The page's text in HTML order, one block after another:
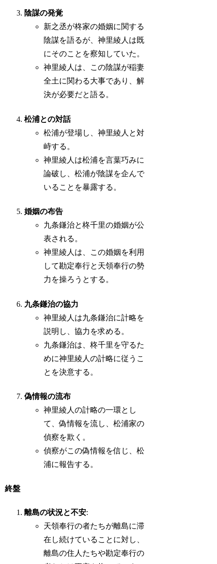
陰謀の発覚
新之丞が柊家の婚姻に関する
陰謀を語るが、神里綾人は既
にそのことを察知していた。
神里綾人は、この陰謀が稲妻
全土に関わる大事であり、解
決が必要だと語る。
松浦との対話
松浦が登場し、神里綾人と対
峙する。
神里綾人は松浦を言葉巧みに
論破し、松浦が陰謀を企んで
いることを暴露する。
婚姻の布告
九条鎌治と柊千里の婚姻が公
表される。
神里綾人は、この婚姻を利用
して勘定奉行と天領奉行の勢
力を操ろうとする。
九条鎌治の協力
神里綾人は九条鎌治に計略を
説明し、協力を求める。
九条鎌治は、柊千里を守るた
めに神里綾人の計略に従うこ
とを決意する。
偽情報の流布
神里綾人の計略の一環とし
て、偽情報を流し、松浦家の
偵察を欺く。
偵察がこの偽情報を信じ、松
浦に報告する。
終盤
離島の状況と不安:
天領奉行の者たちが離島に滞
在し続けていることに対し、
離島の住人たちや勘定奉行の